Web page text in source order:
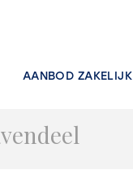
AANBOD ZAKELIJK